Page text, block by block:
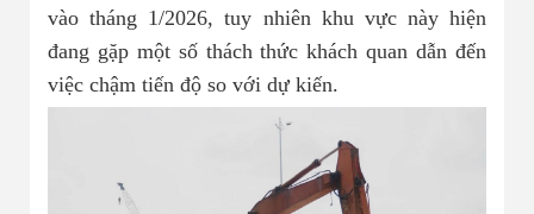
vào tháng 1/2026, tuy nhiên khu vực này hiện
đang gặp một số thách thức khách quan dẫn đến
việc chậm tiến độ so với dự kiến.